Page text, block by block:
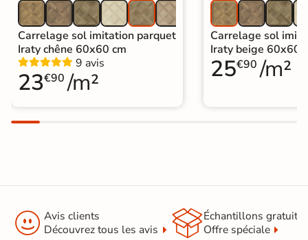
Carrelage sol imitation parquet
Iraty chêne 60x60 cm
9 avis
23€90 /m²
Carrelage sol
Iraty beige 60x60
25€90 /m²
 Avis clients
Découvrez tous les avis
Échantillons gratuit
Offre spéciale